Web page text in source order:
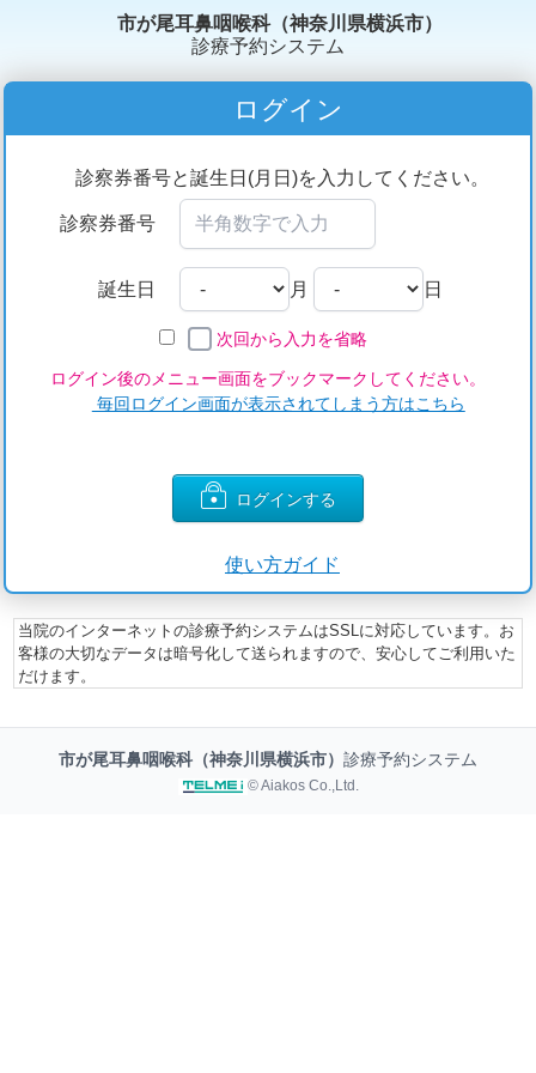
市が尾耳鼻咽喉科（神奈川県横浜市）
診療予約システム
ログイン
診察券番号と誕生日(月日)を入力してください。
診察券番号
誕生日 月 日
次回から入力を省略
ログイン後のメニュー画面をブックマークしてください。
毎回ログイン画面が表示されてしまう方はこちら
ログインする
使い方ガイド
当院のインターネットの診療予約システムはSSLに対応しています。お
客様の大切なデータは暗号化して送られますので、安心してご利用いた
だけます。
市が尾耳鼻咽喉科（神奈川県横浜市） 診療予約システム
© Aiakos Co.,Ltd.